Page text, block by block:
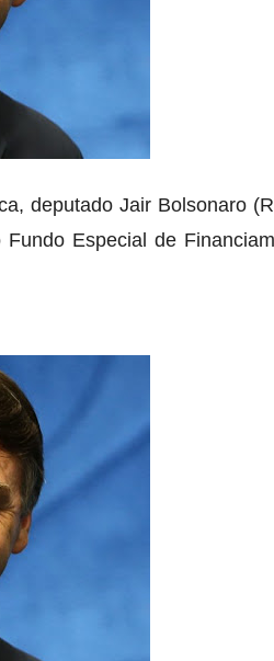
deputado Jair Bolsonaro
Especial de